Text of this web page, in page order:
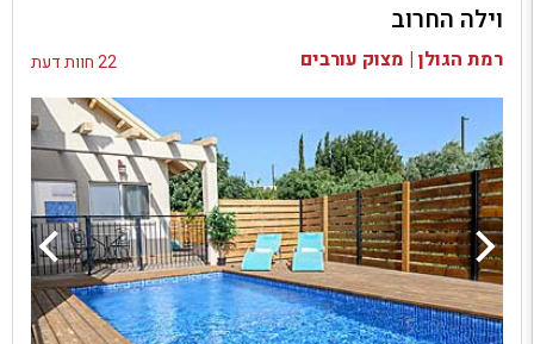
בדיקת זמינות ומחירים
וילה החרוב
רמת הגולן | מצוק עורבים 22 חוות דעת